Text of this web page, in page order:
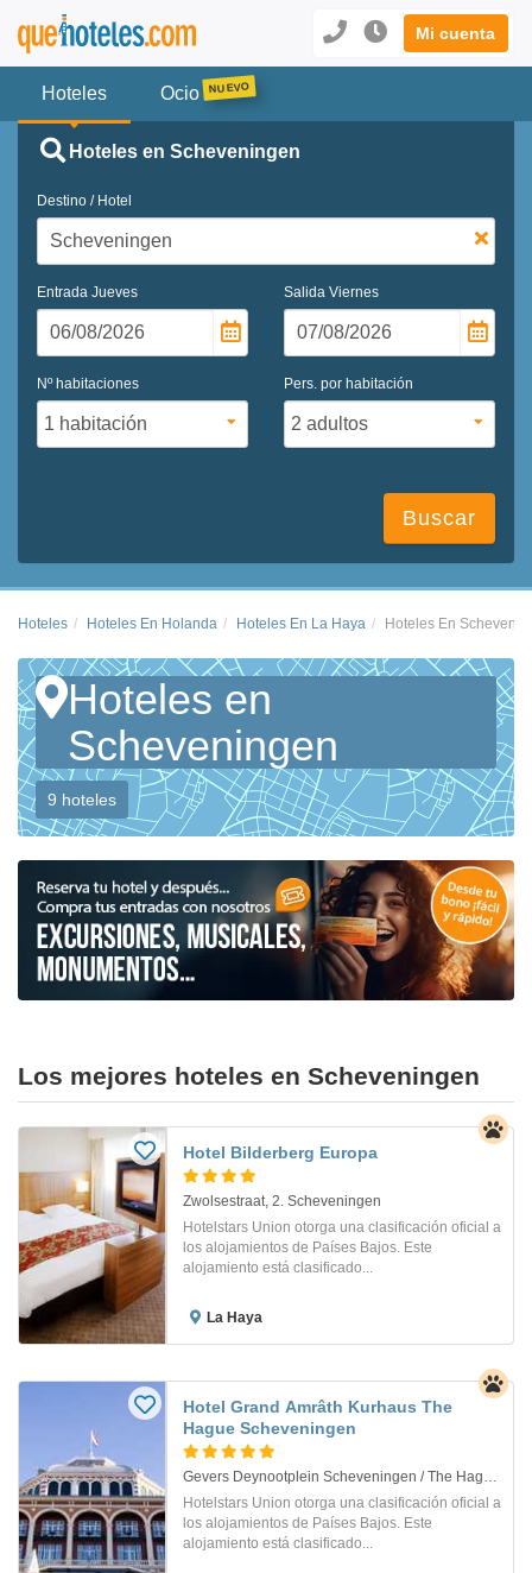
Mi cuenta
Hoteles Ocio
Hoteles en Scheveningen
Destino / Hotel
Entrada Jueves Salida Viernes
Nº habitaciones Pers. por habitación
Buscar
Hoteles Hoteles En Holanda Hoteles En La Haya Hoteles En
Hoteles en
Scheveningen
9 hoteles
Los mejores hoteles en Scheveningen
Hotel Bilderberg Europa
Zwolsestraat, 2. Scheveningen
Hotelstars Union otorga una clasificación oficial a
los alojamientos de Países Bajos. Este
alojamiento está clasificado...
La Haya
Hotel Grand Amrâth Kurhaus The
Hague Scheveningen
Gevers Deynootplein Scheveningen / The Hague 2,30. Scheveningen
Hotelstars Union otorga una clasificación oficial a
los alojamientos de Países Bajos. Este
alojamiento está clasificado...